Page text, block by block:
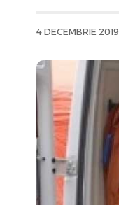
4 DECEMBRIE 2019